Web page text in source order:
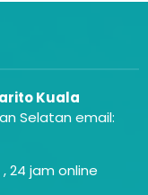
Kuala
Selatan email:
24 jam online